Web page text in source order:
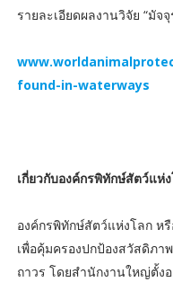
รายละเอียดผลงานวิจัย “มั
found-in-waterways
เกี่ยวกับองค์กรพิทักษ์สัตว์แห่
องค์กรพิทักษ์สัตว์แห่งโลก ห
เพื่อคุ้มครองปกป้องสวัสดิภ
ถาวร โดยสำนักงานใหญ่ตั้ง